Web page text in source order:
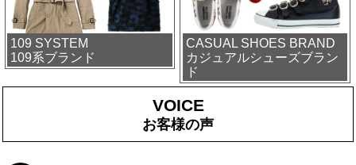
109 SYSTEM
109系ブランド
CASUAL SHOES BRAND
カジュアルシューズブラン
ド
VOICE
お客様の声